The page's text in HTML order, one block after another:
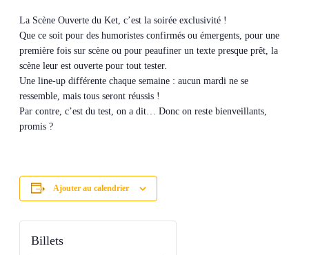
La Scène Ouverte du Ket, c’est la soirée exclusivité !
Que ce soit pour des humoristes confirmés ou émergents, pour une
première fois sur scène ou pour peaufiner un texte presque prêt, la
scène leur est ouverte pour tout tester.
Une line-up différente chaque semaine : aucun mardi ne se
ressemble, mais tous seront réussis !
Par contre, c’est du test, on a dit… Donc on reste bienveillants,
promis ?
Ajouter au calendrier
Billets